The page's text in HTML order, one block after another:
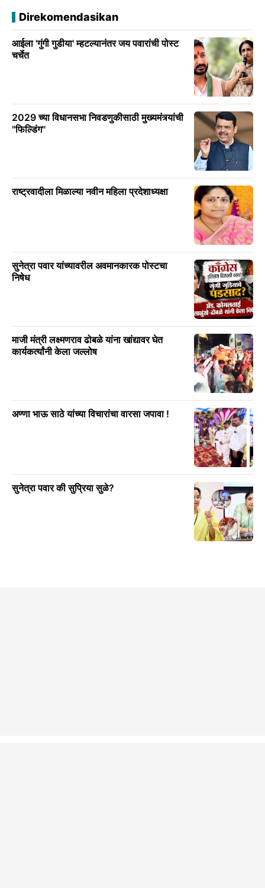
Direkomendasikan
आईला 'गुंगी गुडीया' म्हटल्यानंतर जय पवारांची पोस्ट
चर्चेत
2029 च्या विधानसभा निवडणुकीसाठी मुख्यमंत्र्यांची
"फिल्डिंग"
राष्ट्रवादीला मिळाल्या नवीन महिला प्रदेशाध्यक्षा
सुनेत्रा पवार यांच्यावरील अवमानकारक पोस्टचा
निषेध
माजी मंत्री लक्ष्मणराव ढोबळे यांना खांद्यावर घेत
कार्यकर्त्यांनी केला जल्लोष
अण्णा भाऊ साठे यांच्या विचारांचा वारसा जपावा !
सुनेत्रा पवार की सुप्रिया सुळे?